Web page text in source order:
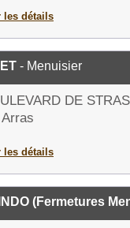
les détails
- Menuisier
DE
les détails
(Fermetures